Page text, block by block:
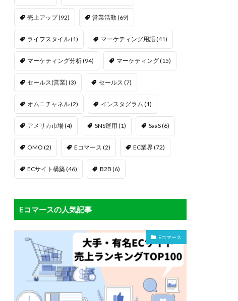
売上アップ(92) 営業活動(69)
ライフスタイル(1) マーケティング用語(41)
マーケティング分析(94) マーケティング(15)
セールス(営業) (3) セールス (7)
オムニチャネル(2) インスタグラム (1)
アメリカ市場(4) SNS運用 (1) SaaS(6)
OMO (2) Eコマース (2) EC業界(72)
ECサイト構築(46) B2B (6)
Eコマースの人気記事
Eコマース